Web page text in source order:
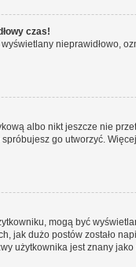
czas!
nieprawidłowo,
albo nikt jeszcze nie
go utworzyć.
mogą być
jak dużo postów zostało
użytkownika jest znany